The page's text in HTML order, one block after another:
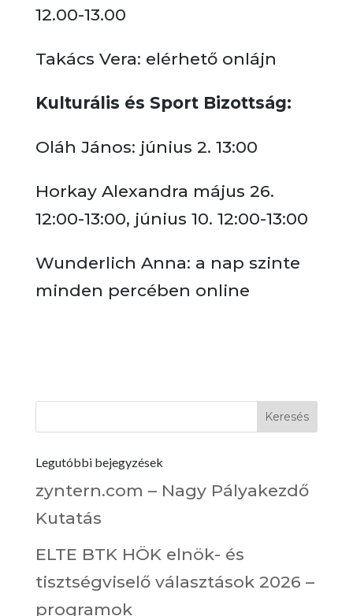
12.00-13.00
Takács Vera: elérhető onlájn
Kulturális és Sport Bizottság:
Oláh János: június 2. 13:00
Horkay Alexandra május 26.
12:00-13:00, június 10. 12:00-13:00
Wunderlich Anna: a nap szinte
minden percében online
Legutóbbi bejegyzések
zyntern.com – Nagy Pályakezdő
Kutatás
ELTE BTK HÖK elnök- és
tisztségviselő választások 2026 –
programok